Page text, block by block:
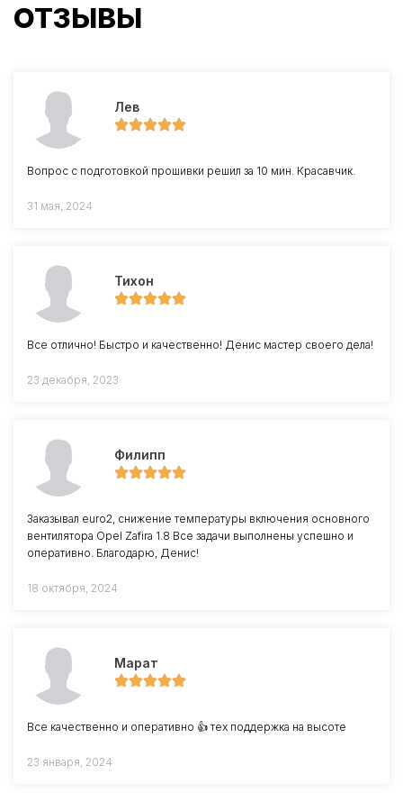
ОТЗЫВЫ
Лев
Вопрос с подготовкой прошивки решил за 10 мин. Красавчик.
31 мая, 2024
Тихон
Все отлично! Быстро и качественно! Денис мастер своего дела!
23 декабря, 2023
Филипп
Заказывал euro2, снижение температуры включения основного
вентилятора Opel Zafira 1.8 Все задачи выполнены успешно и
оперативно. Благодарю, Денис!
18 октября, 2024
Марат
Все качественно и оперативно 👍 тех поддержка на высоте
23 января, 2024